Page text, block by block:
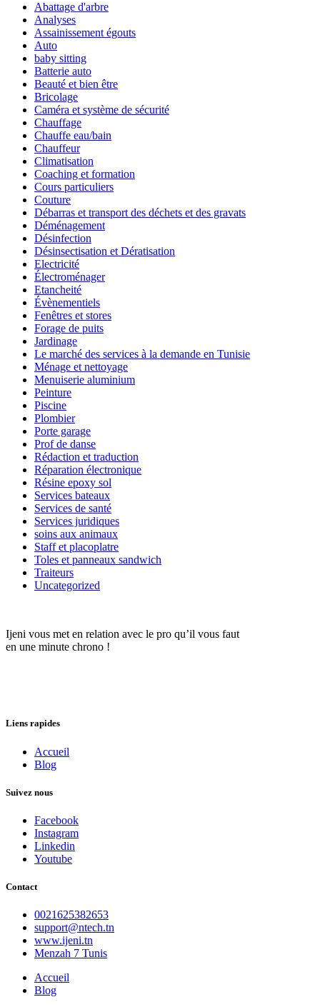
Abattage d'arbre
Analyses
Assainissement égouts
Auto
baby sitting
Batterie auto
Beauté et bien être
Bricolage
Caméra et système de sécurité
Chauffage
Chauffe eau/bain
Chauffeur
Climatisation
Coaching et formation
Cours particuliers
Couture
Débarras et transport des déchets et des gravats
Déménagement
Désinfection
Désinsectisation et Dératisation
Electricité
Électroménager
Etancheité
Évènementiels
Fenêtres et stores
Forage de puits
Jardinage
Le marché des services à la demande en Tunisie
Ménage et nettoyage
Menuiserie aluminium
Peinture
Piscine
Plombier
Porte garage
Prof de danse
Rédaction et traduction
Réparation électronique
Résine epoxy sol
Services bateaux
Services de santé
Services juridiques
soins aux animaux
Staff et placoplatre
Toles et panneaux sandwich
Traiteurs
Uncategorized
Ijeni vous met en relation avec le pro qu’il vous faut
en une minute chrono !
Liens rapides
Accueil
Blog
Suivez nous
Facebook
Instagram
Linkedin
Youtube
Contact
0021625382653
support@ntech.tn
www.ijeni.tn
Menzah 7 Tunis
Accueil
Blog